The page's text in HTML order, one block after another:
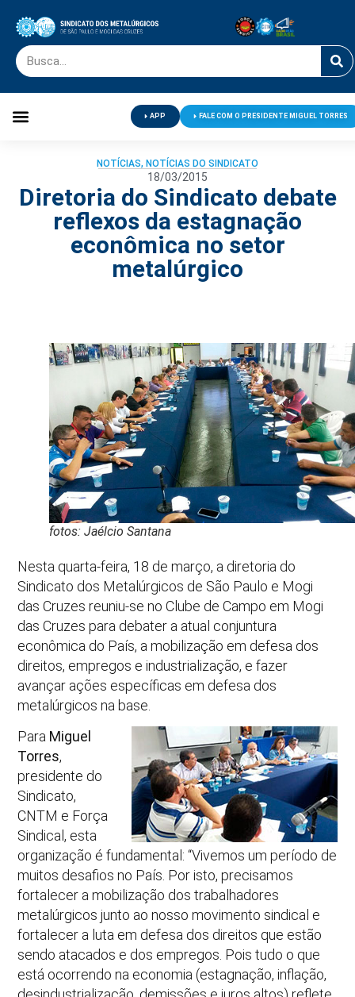
APP FALE COM O PRESIDENTE MIGUEL TORRES
NOTÍCIAS, NOTÍCIAS DO SINDICATO
18/03/2015
Diretoria do Sindicato debate
reflexos da estagnação
econômica no setor
metalúrgico
fotos: Jaélcio Santana
Nesta quarta-feira, 18 de março, a diretoria do
Sindicato dos Metalúrgicos de São Paulo e Mogi
das Cruzes reuniu-se no Clube de Campo em Mogi
das Cruzes para debater a atual conjuntura
econômica do País, a mobilização em defesa dos
direitos, empregos e industrialização, e fazer
avançar ações específicas em defesa dos
metalúrgicos na base.
Para Miguel
Torres,
presidente do
Sindicato,
CNTM e Força
Sindical, esta
organização é fundamental: “Vivemos um período de
muitos desafios no País. Por isto, precisamos
fortalecer a mobilização dos trabalhadores
metalúrgicos junto ao nosso movimento sindical e
fortalecer a luta em defesa dos direitos que estão
sendo atacados e dos empregos. Pois tudo o que
está ocorrendo na economia (estagnação, inflação,